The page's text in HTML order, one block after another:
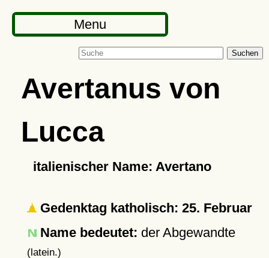
Menu
Suchen
Avertanus von
Lucca
italienischer Name: Avertano
Gedenktag katholisch: 25. Februar
Name bedeutet: der Abgewandte
(latein.)